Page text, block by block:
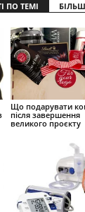
ПО ТЕМІ
Що подарувати
після завершення
великого проєкту